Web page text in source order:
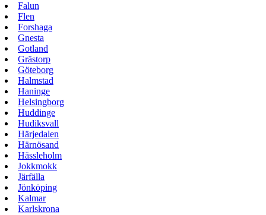
Falun
Flen
Forshaga
Gnesta
Gotland
Grästorp
Göteborg
Halmstad
Haninge
Helsingborg
Huddinge
Hudiksvall
Härjedalen
Härnösand
Hässleholm
Jokkmokk
Järfälla
Jönköping
Kalmar
Karlskrona